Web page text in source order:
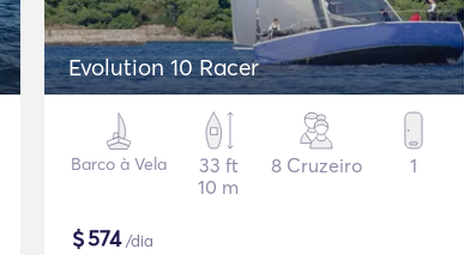
Evolution 10 Racer
Barco à Vela
33 ft
10 m
8 Cruzeiro 1
$574/dia